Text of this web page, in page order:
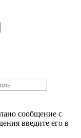
сообщение с
введите его в